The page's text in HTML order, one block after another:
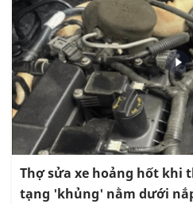
Thợ sửa xe hoảng hốt khi
tạng 'khủng' nằm dưới